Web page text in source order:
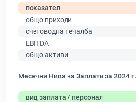
показател
общо приходи
счетоводна печалба
EBITDA
общо активи
Месечни Нива на Заплати за 2024 г.
вид заплата / персонал